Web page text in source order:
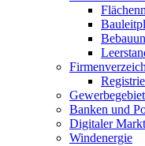
Banken und
Digitaler
Windenergie